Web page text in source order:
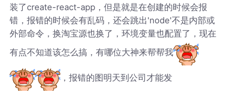
装了create-react-app，但是就是在创建的时候会报
错，报错的时候会有乱码，还会跳出'node'不是内部或
外部命令，换淘宝源也换了，环境变量也配置了，现在
有点不知道该怎么搞，有哪位大神来帮帮我
，报错的图明天到公司才能发